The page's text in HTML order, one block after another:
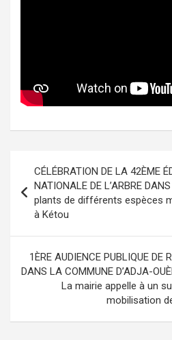
Navigation
de
l’article
CÉLÉBRATION DE LA 42ÈME
NATIONALE DE L’ARBRE
plants de différents espèces
à Kétou
1ÈRE AUDIENCE PUBLIQUE DE
DANS LA COMMUNE D’ADJA-
La mairie appelle à un
mobilisation